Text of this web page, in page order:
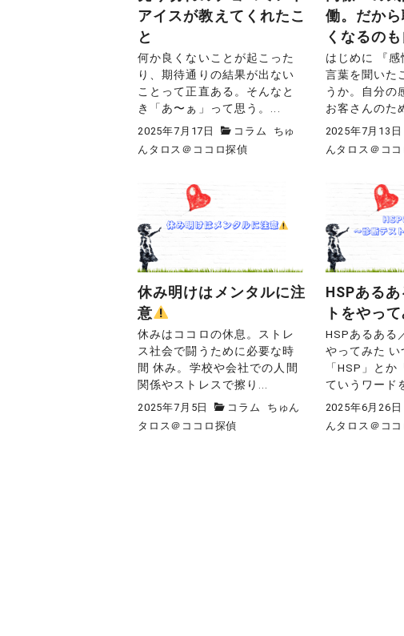
アイスが教えてくれたこ
と
何か良くないことが起こった
り、期待通りの結果が出ない
ことって正直ある。そんなと
き「あ〜ぁ」って思う。...
2025年7月17日 コラム
ちゅ
んタロス＠ココロ探偵
働。だか
くなるの
はじめに 『感
言葉を聞いた
うか。自分の
お客さんのた
2025年7月13日
んタロス＠コ
休み明けはメンタルに注
意
休みはココロの休息。ストレ
ス社会で闘うために必要な時
間 休み。学校や会社での人間
関係やストレスで擦り...
2025年7月5日 コラム
ちゅん
タロス＠ココロ探偵
HSPある
トをやっ
HSPあるある
やってみた い
「HSP」とか
ていうワード
2025年6月26日
んタロス＠コ